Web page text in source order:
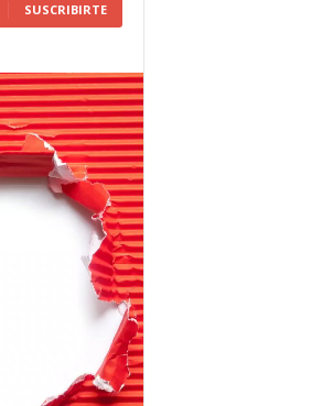
SUSCRIBIRTE